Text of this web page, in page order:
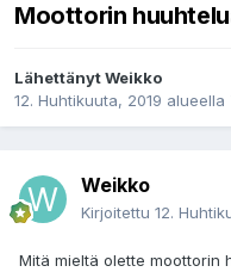
Moottorin
LähettänytWeikko
12. Huhtikuuta, 2019 alueella
Weikko
Kirjoitettu 12.
Mitä mieltä olette moottorin